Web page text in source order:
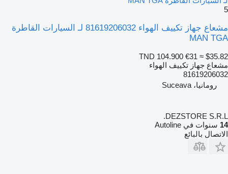
5
مشعاع جهاز تكييف الهواء 81619206032 لـ السيارات القاطرة
MAN TGA
TND 104.900 €31 ≈ $35.82
مشعاع جهاز تكييف الهواء
81619206032
رومانيا، Suceava
DEZSTORE S.R.L.
14 سنوات في Autoline
الاتصال بالبائع